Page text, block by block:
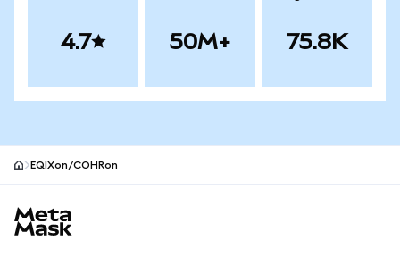
4.7 50M+ 75.8K
EQIXon/COHRon